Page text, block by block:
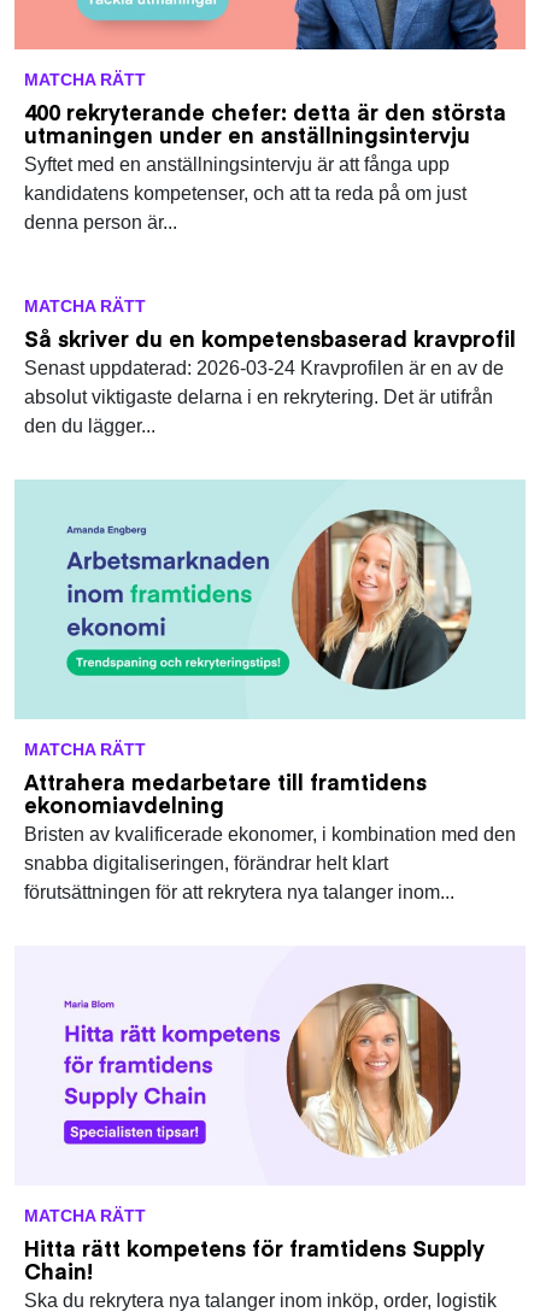
MATCHA RÄTT
400 rekryterande chefer: detta är den största
utmaningen under en anställningsintervju
Syftet med en anställningsintervju är att fånga upp
kandidatens kompetenser, och att ta reda på om just
denna person är...
MATCHA RÄTT
Så skriver du en kompetensbaserad kravprofil
Senast uppdaterad: 2026-03-24 Kravprofilen är en av de
absolut viktigaste delarna i en rekrytering. Det är utifrån
den du lägger...
MATCHA RÄTT
Attrahera medarbetare till framtidens
ekonomiavdelning
Bristen av kvalificerade ekonomer, i kombination med den
snabba digitaliseringen, förändrar helt klart
förutsättningen för att rekrytera nya talanger inom...
MATCHA RÄTT
Hitta rätt kompetens för framtidens Supply
Chain!
Ska du rekrytera nya talanger inom inköp, order, logistik